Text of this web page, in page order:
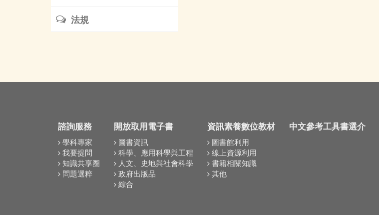
法規
諮詢服務
學科專家
我要提問
知識共享圈
問題選粹
開放取用電子書
圖書資訊
科學、應用科學與工程
人文、史地與社會科學
政府出版品
綜合
資訊素養數位教材
圖書館利用
線上資源利用
書籍相關知識
其他
中文參考工具書選介